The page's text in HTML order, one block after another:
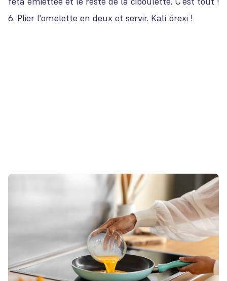
Plier l'omelette en deux et servir. Kalí órexi !